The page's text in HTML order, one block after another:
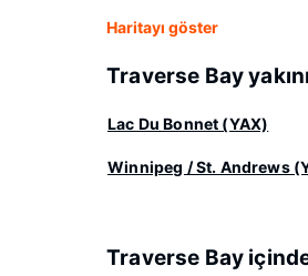
Haritayı göster
Traverse Bay
Lac Du Bonnet (YAX)
Winnipeg / St. Andrews
Traverse Bay